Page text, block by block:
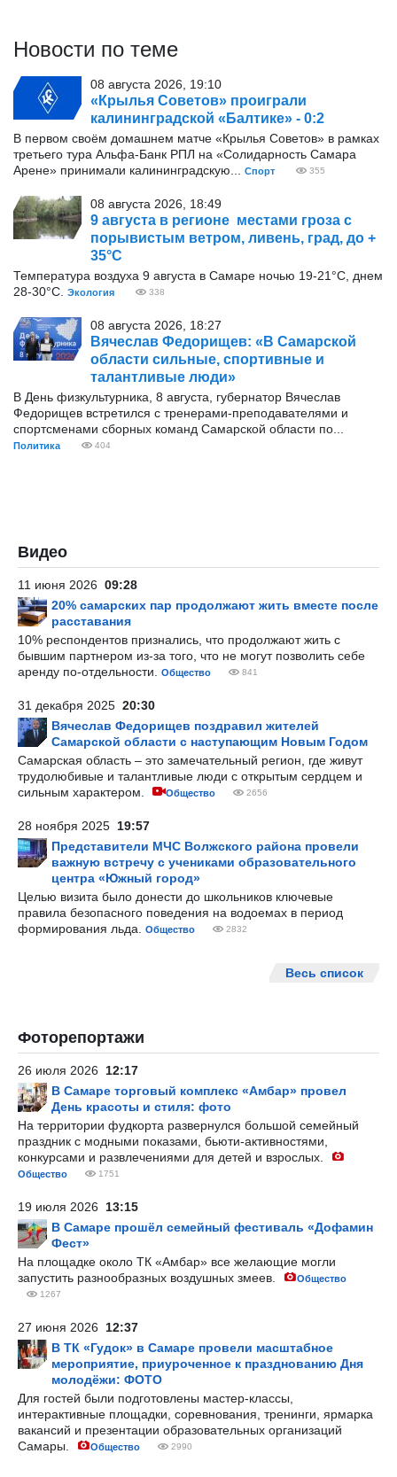
Новости по теме
08 августа 2026, 19:10
«Крылья Советов» проиграли
калининградской «Балтике» - 0:2
В первом своём домашнем матче «Крылья Советов» в рамках
третьего тура Альфа-Банк РПЛ на «Солидарность Самара
Арене» принимали калининградскую...
Спорт 355
08 августа 2026, 18:49
9 августа в регионе местами гроза с
порывистым ветром, ливень, град, до +
35°С
Температура воздуха 9 августа в Самаре ночью 19-21°С, днем
28-30°С.
Экология 338
08 августа 2026, 18:27
Вячеслав Федорищев: «В Самарской
области сильные, спортивные и
талантливые люди»
В День физкультурника, 8 августа, губернатор Вячеслав
Федорищев встретился с тренерами-преподавателями и
спортсменами сборных команд Самарской области по...
Политика 404
Видео
11 июня 2026 09:28
20% самарских пар продолжают жить вместе после
расставания
10% респондентов признались, что продолжают жить с
бывшим партнером из-за того, что не могут позволить себе
аренду по-отдельности.
Общество 841
31 декабря 2025 20:30
Вячеслав Федорищев поздравил жителей
Самарской области с наступающим Новым Годом
Самарская область – это замечательный регион, где живут
трудолюбивые и талантливые люди с открытым сердцем и
сильным характером.
Общество 2656
28 ноября 2025 19:57
Представители МЧС Волжского района провели
важную встречу с учениками образовательного
центра «Южный город»
Целью визита было донести до школьников ключевые
правила безопасного поведения на водоемах в период
формирования льда.
Общество 2832
Весь список
Фоторепортажи
26 июля 2026 12:17
В Самаре торговый комплекс «Амбар» провел
День красоты и стиля: фото
На территории фудкорта развернулся большой семейный
праздник с модными показами, бьюти-активностями,
конкурсами и развлечениями для детей и взрослых.
Общество 1751
19 июля 2026 13:15
В Самаре прошёл семейный фестиваль «Дофамин
Фест»
На площадке около ТК «Амбар» все желающие могли
запустить разнообразных воздушных змеев.
Общество
1267
27 июня 2026 12:37
В ТК «Гудок» в Самаре провели масштабное
мероприятие, приуроченное к празднованию Дня
молодёжи: ФОТО
Для гостей были подготовлены мастер-классы,
интерактивные площадки, соревнования, тренинги, ярмарка
вакансий и презентации образовательных организаций
Самары.
Общество 2990